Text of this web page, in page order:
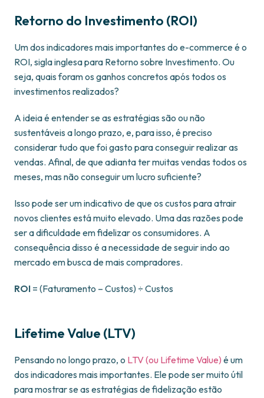
Retorno do Investimento (ROI)
Um dos indicadores mais importantes do e-commerce é o
ROI, sigla inglesa para Retorno sobre Investimento. Ou
seja, quais foram os ganhos concretos após todos os
investimentos realizados?
A ideia é entender se as estratégias são ou não
sustentáveis a longo prazo, e, para isso, é preciso
considerar tudo que foi gasto para conseguir realizar as
vendas. Afinal, de que adianta ter muitas vendas todos os
meses, mas não conseguir um lucro suficiente?
Isso pode ser um indicativo de que os custos para atrair
novos clientes está muito elevado. Uma das razões pode
ser a dificuldade em fidelizar os consumidores. A
consequência disso é a necessidade de seguir indo ao
mercado em busca de mais compradores.
ROI = (Faturamento – Custos) ÷ Custos
Lifetime Value (LTV)
Pensando no longo prazo, o LTV (ou Lifetime Value) é um
dos indicadores mais importantes. Ele pode ser muito útil
para mostrar se as estratégias de fidelização estão